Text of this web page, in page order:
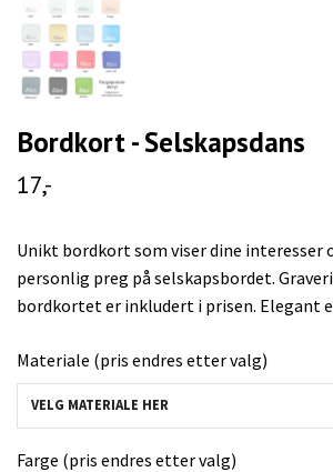
Bordkort - Selskapsdans
17,-
Unikt bordkort som viser dine interesser
personlig preg på selskapsbordet.
bordkortet er inkludert i prisen. Elegant
Materiale (pris endres etter valg)
VELG MATERIALE HER
Farge (pris endres etter valg)